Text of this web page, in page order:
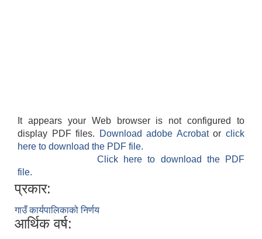
It appears your Web browser is not configured to
display PDF files.
Download adobe Acrobatorclick
here to download the PDF file.
Click here to download the PDF
file.
प्रकार:
गाउँ कार्यपालिकाको निर्णय
आर्थिक वर्ष: